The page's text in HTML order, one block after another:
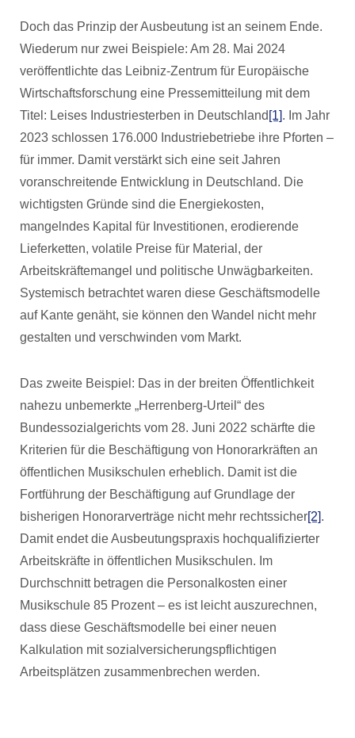
Doch das Prinzip der Ausbeutung ist an seinem Ende.
Wiederum nur zwei Beispiele: Am 28. Mai 2024
veröffentlichte das Leibniz-Zentrum für Europäische
Wirtschaftsforschung eine Pressemitteilung mit dem
Titel: Leises Industriesterben in Deutschland [1]. Im Jahr
2023 schlossen 176.000 Industriebetriebe ihre Pforten –
für immer. Damit verstärkt sich eine seit Jahren
voranschreitende Entwicklung in Deutschland. Die
wichtigsten Gründe sind die Energiekosten,
mangelndes Kapital für Investitionen, erodierende
Lieferketten, volatile Preise für Material, der
Arbeitskräftemangel und politische Unwägbarkeiten.
Systemisch betrachtet waren diese Geschäftsmodelle
auf Kante genäht, sie können den Wandel nicht mehr
gestalten und verschwinden vom Markt.
Das zweite Beispiel: Das in der breiten Öffentlichkeit
nahezu unbemerkte „Herrenberg-Urteil“ des
Bundessozialgerichts vom 28. Juni 2022 schärfte die
Kriterien für die Beschäftigung von Honorarkräften an
öffentlichen Musikschulen erheblich. Damit ist die
Fortführung der Beschäftigung auf Grundlage der
bisherigen Honorarverträge nicht mehr rechtssicher[2].
Damit endet die Ausbeutungspraxis hochqualifizierter
Arbeitskräfte in öffentlichen Musikschulen. Im
Durchschnitt betragen die Personalkosten einer
Musikschule 85 Prozent – es ist leicht auszurechnen,
dass diese Geschäftsmodelle bei einer neuen
Kalkulation mit sozialversicherungspflichtigen
Arbeitsplätzen zusammenbrechen werden.